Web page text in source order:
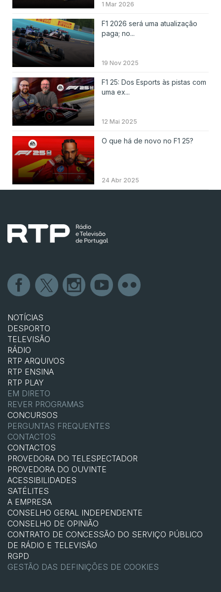
1 Mar 2026
F1 2026 será uma atualização
paga; no...
19 Nov 2025
F1 25: Dos Esports às pistas com
uma ex...
12 Mai 2025
O que há de novo no F1 25?
24 Abr 2025
NOTÍCIAS
DESPORTO
TELEVISÃO
RÁDIO
RTP ARQUIVOS
RTP ENSINA
RTP PLAY
EM DIRETO
REVER PROGRAMAS
CONCURSOS
PERGUNTAS FREQUENTES
CONTACTOS
CONTACTOS
PROVEDORA DO TELESPECTADOR
PROVEDORA DO OUVINTE
ACESSIBILIDADES
SATÉLITES
A EMPRESA
CONSELHO GERAL INDEPENDENTE
CONSELHO DE OPINIÃO
CONTRATO DE CONCESSÃO DO SERVIÇO PÚBLICO
DE RÁDIO E TELEVISÃO
RGPD
GESTÃO DAS DEFINIÇÕES DE COOKIES